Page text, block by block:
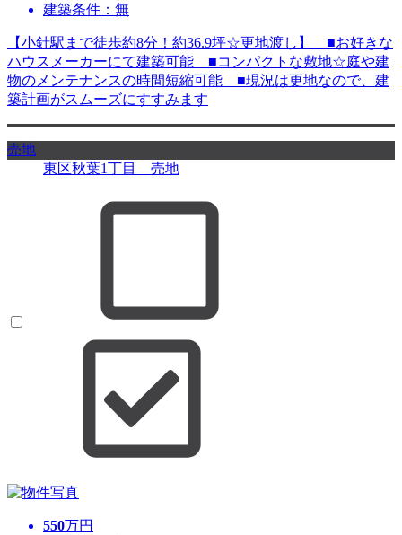
建築条件：無
【小針駅まで徒歩約8分！約36.9坪☆更地渡し】 ■お好きな
ハウスメーカーにて建築可能 ■コンパクトな敷地☆庭や建
物のメンテナンスの時間短縮可能 ■現況は更地なので、建
築計画がスムーズにすすみます
売地
東区秋葉1丁目 売地
550万円